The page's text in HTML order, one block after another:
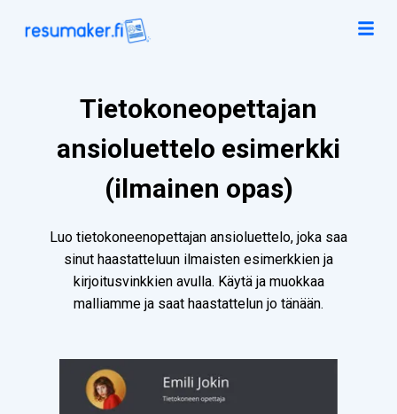
Tietokoneopettajan
ansioluettelo esimerkki
(ilmainen opas)
Luo tietokoneenopettajan ansioluettelo, joka saa
sinut haastatteluun ilmaisten esimerkkien ja
kirjoitusvinkkien avulla. Käytä ja muokkaa
malliamme ja saat haastattelun jo tänään.